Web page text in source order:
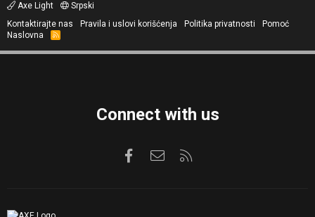
Axe Light
Srpski
Kontaktirajte nas
Pravila i uslovi korišćenja Politika privatnosti
Pomoć
Naslovna
R
S
Connect with us
FacebookKontaktirajte nas